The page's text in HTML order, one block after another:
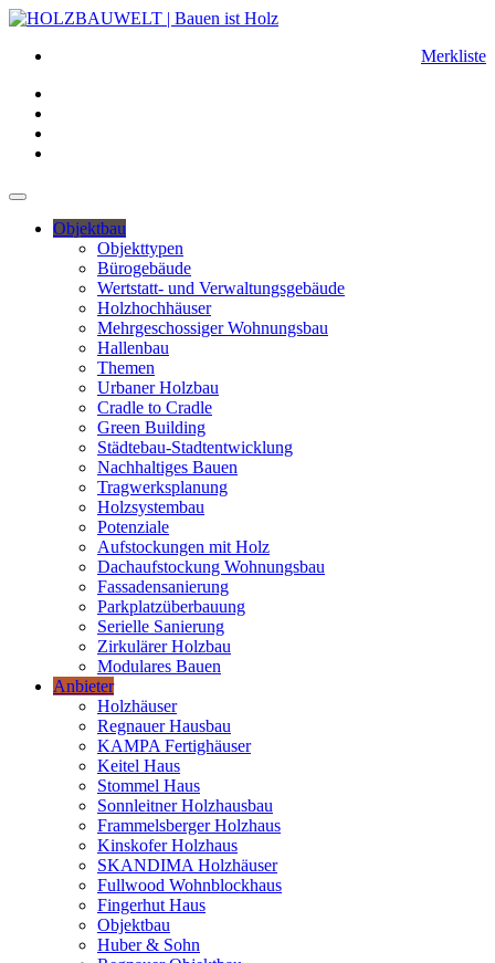
Merkliste
Objektbau
Objekttypen
Bürogebäude
Wertstatt- und Verwaltungsgebäude
Holzhochhäuser
Mehrgeschossiger Wohnungsbau
Hallenbau
Themen
Urbaner Holzbau
Cradle to Cradle
Green Building
Städtebau-Stadtentwicklung
Nachhaltiges Bauen
Tragwerksplanung
Holzsystembau
Potenziale
Aufstockungen mit Holz
Dachaufstockung Wohnungsbau
Fassadensanierung
Parkplatzüberbauung
Serielle Sanierung
Zirkulärer Holzbau
Modulares Bauen
Anbieter
Holzhäuser
Regnauer Hausbau
KAMPA Fertighäuser
Keitel Haus
Stommel Haus
Sonnleitner Holzhausbau
Frammelsberger Holzhaus
Kinskofer Holzhaus
SKANDIMA Holzhäuser
Fullwood Wohnblockhaus
Fingerhut Haus
Objektbau
Huber & Sohn